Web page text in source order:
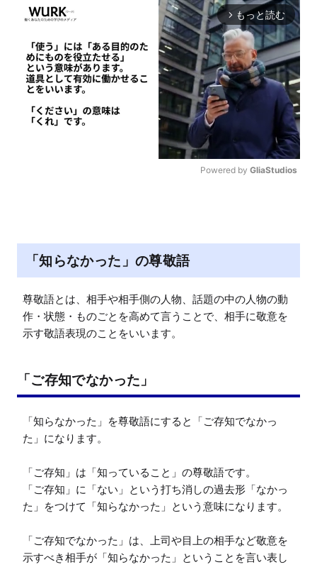
arrow_forward_ios もっと読む
Powered by GliaStudios
「知らなかった」の尊敬語
尊敬語とは、相手や相手側の人物、話題の中の人物の動
作・状態・ものごとを高めて言うことで、相手に敬意を
示す敬語表現のことをいいます。
「ご存知でなかった」
「知らなかった」を尊敬語にすると「ご存知でなかっ
た」になります。
「ご存知」は「知っていること」の尊敬語です。
「ご存知」に「ない」という打ち消しの過去形「なかっ
た」をつけて「知らなかった」という意味になります。
「ご存知でなかった」は、上司や目上の相手など敬意を
示すべき相手が「知らなかった」ということを言い表し